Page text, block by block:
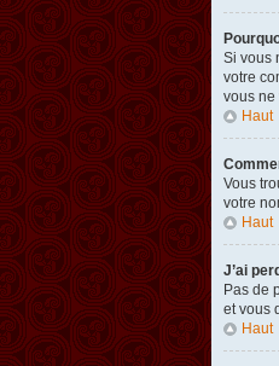
Si vous
votre
vous ne
Haut
Vous
votre
Haut
J’ai
Pas de
et vous
Haut